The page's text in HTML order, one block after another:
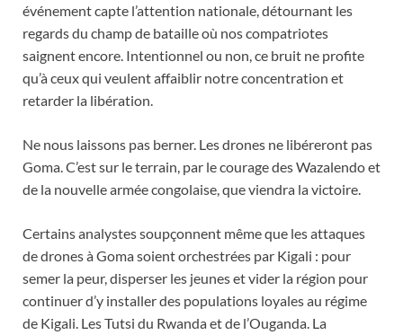
événement capte l’attention nationale, détournant les
regards du champ de bataille où nos compatriotes
saignent encore. Intentionnel ou non, ce bruit ne profite
qu’à ceux qui veulent affaiblir notre concentration et
retarder la libération.
Ne nous laissons pas berner. Les drones ne libéreront pas
Goma. C’est sur le terrain, par le courage des Wazalendo et
de la nouvelle armée congolaise, que viendra la victoire.
Certains analystes soupçonnent même que les attaques
de drones à Goma soient orchestrées par Kigali : pour
semer la peur, disperser les jeunes et vider la région pour
continuer d’y installer des populations loyales au régime
de Kigali. Les Tutsi du Rwanda et de l’Ouganda. La